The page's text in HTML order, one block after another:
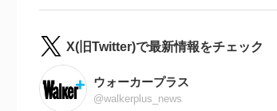
X(旧Twitter)で最新情報をチェック
ウォーカープラス
@walkerplus_news